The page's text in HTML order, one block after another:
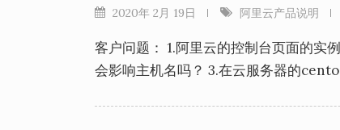
2020年 2月 19日 阿里云产品说明
客户问题： 1.阿里云的控制台页面的实
会影响主机名吗？ 3.在云服务器的